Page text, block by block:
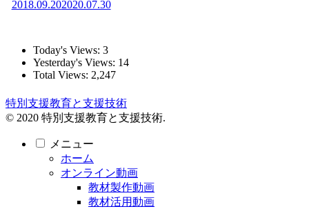
2018.09.202020.07.30
Today's Views: 3
Yesterday's Views: 14
Total Views: 2,247
特別支援教育と支援技術
© 2020 特別支援教育と支援技術.
メニュー
ホーム
オンライン動画
教材製作動画
教材活用動画